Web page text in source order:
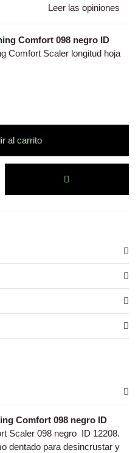
Leer las opiniones
Comfort 098 negro ID
Comfort Scaler longitud hoja
al carrito
Comfort 098 negro ID
Scaler 098 negro ID 12208.
dentado para desincrustar y